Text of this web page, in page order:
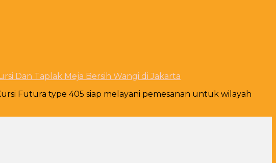
Dan Taplak Meja Bersih Wangi di Jakarta
Futura type 405 siap melayani pemesanan untuk wilayah